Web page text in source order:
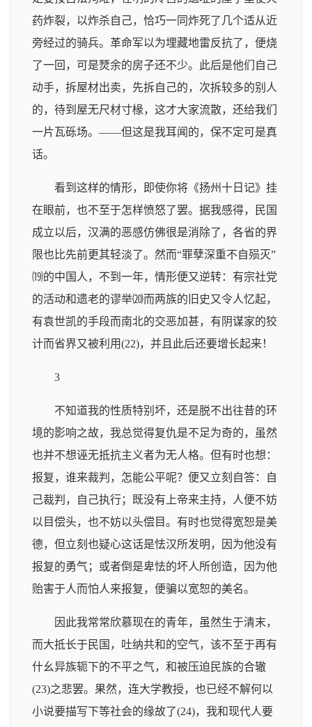
药炸裂，以炸杀自己，恰巧一同炸死了几个适从近
旁经过的骑兵。革命军以为埋藏地雷反抗了，便烧
了一回，可是燹余的房子还不少。此后是他们自己
动手，拆屋材出卖，先拆自己的，次拆较多的别人
的，待到屋无尺材寸椽，这才大家流散，还给我们
一片瓦砾场。——但这是我耳闻的，保不定可是真
话。
看到这样的情形，即使你将《扬州十日记》挂
在眼前，也不至于怎样愤怒了罢。据我感得，民国
成立以后，汉满的恶感仿佛很是消除了，各省的界
限也比先前更其轻淡了。然而“罪孽深重不自殒灭”
⒆的中国人，不到一年，情形便又逆转：有宗社党
的活动和遗老的谬举⒇而两族的旧史又令人忆起，
有袁世凯的手段而南北的交恶加甚，有阴谋家的狡
计而省界又被利用(22)，并且此后还要增长起来！
3
不知道我的性质特别坏，还是脱不出往昔的环
境的影响之故，我总觉得复仇是不足为奇的，虽然
也并不想诬无抵抗主义者为无人格。但有时也想：
报复，谁来裁判，怎能公平呢？便又立刻自答：自
己裁判，自己执行；既没有上帝来主持，人便不妨
以目偿头，也不妨以头偿目。有时也觉得宽恕是美
德，但立刻也疑心这话是怯汉所发明，因为他没有
报复的勇气；或者倒是卑怯的坏人所创造，因为他
贻害于人而怕人来报复，便骗以宽恕的美名。
因此我常常欣慕现在的青年，虽然生于清末，
而大抵长于民国，吐纳共和的空气，该不至于再有
什幺异族轭下的不平之气，和被压迫民族的合辙
(23)之悲罢。果然，连大学教授，也已经不解何以
小说要描写下等社会的缘故了(24)，我和现代人要